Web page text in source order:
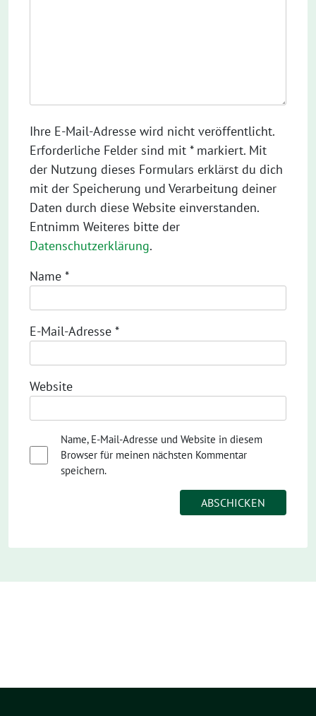
Ihre E-Mail-Adresse wird nicht veröffentlicht.
Erforderliche Felder sind mit * markiert. Mit
der Nutzung dieses Formulars erklärst du dich
mit der Speicherung und Verarbeitung deiner
Daten durch diese Website einverstanden.
Entnimm Weiteres bitte der
Datenschutzerklärung.
Name *
E-Mail-Adresse *
Website
Name, E-Mail-Adresse und Website in diesem
Browser für meinen nächsten Kommentar
speichern.